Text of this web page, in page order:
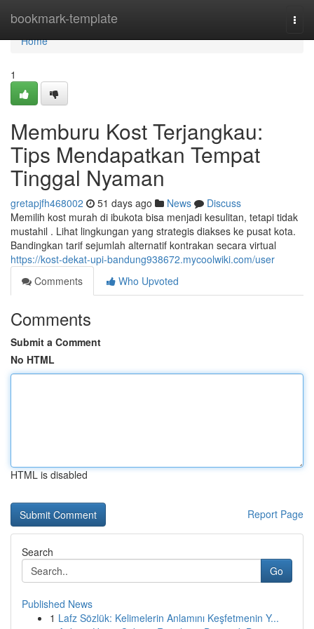
bookmark-template
Home
Home
1
Memburu Kost Terjangkau:
Tips Mendapatkan Tempat
Tinggal Nyaman
gretapjfh468002 51 days ago News
Discuss
Memilih kost murah di ibukota bisa menjadi kesulitan, tetapi tidak
mustahil . Lihat lingkungan yang strategis diakses ke pusat kota.
Bandingkan tarif sejumlah alternatif kontrakan secara virtual
https://kost-dekat-upi-bandung938672.mycoolwiki.com/user
Comments
Who Upvoted
Comments
Submit a Comment
No HTML
HTML is disabled
Report Page
Search
Go
Published News
1 Lafz Sözlük: Kelimelerin Anlamını Keşfetmenin Y...